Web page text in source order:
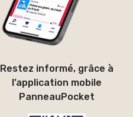
Restez informé, grâce à
l’application mobile
PanneauPocket